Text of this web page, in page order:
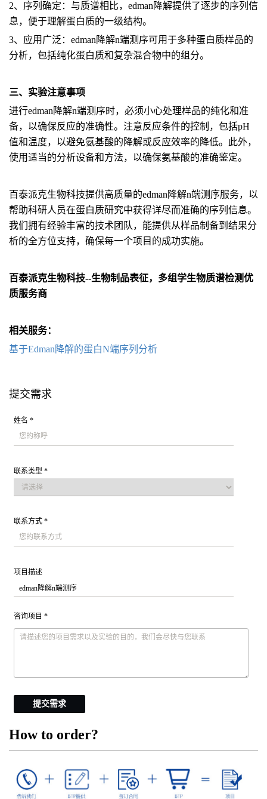
2、序列确定：与质谱相比，edman降解提供了逐步的序列信
息，便于理解蛋白质的一级结构。
3、应用广泛：edman降解n端测序可用于多种蛋白质样品的
分析，包括纯化蛋白质和复杂混合物中的组分。
三、实验注意事项
进行edman降解n端测序时，必须小心处理样品的纯化和准
备，以确保反应的准确性。注意反应条件的控制，包括pH
值和温度，以避免氨基酸的降解或反应效率的降低。此外，
使用适当的分析设备和方法，以确保氨基酸的准确鉴定。
百泰派克生物科技提供高质量的edman降解n端测序服务，以
帮助科研人员在蛋白质研究中获得详尽而准确的序列信息。
我们拥有经验丰富的技术团队，能提供从样品制备到结果分
析的全方位支持，确保每一个项目的成功实施。
百泰派克生物科技--生物制品表征，多组学生物质谱检测优
质服务商
相关服务：
基于Edman降解的蛋白N端序列分析
提交需求
姓名 *
联系类型 *
联系方式 *
项目描述
咨询项目 *
提交需求
How to order?